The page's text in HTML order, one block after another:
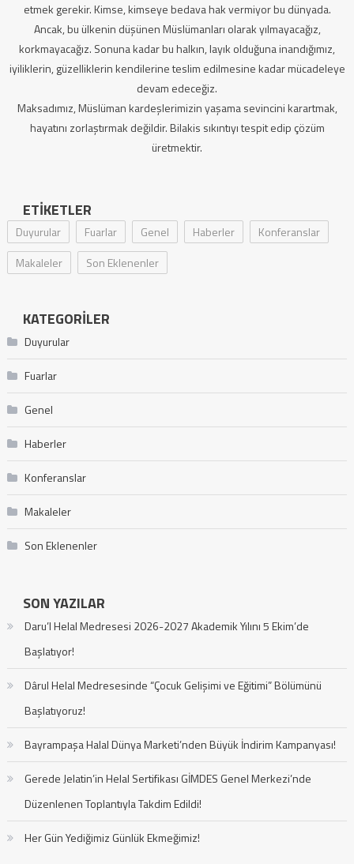
etmek gerekir. Kimse, kimseye bedava hak vermiyor bu dünyada.
Ancak, bu ülkenin düşünen Müslümanları olarak yılmayacağız,
korkmayacağız. Sonuna kadar bu halkın, layık olduğuna inandığımız,
iyiliklerin, güzelliklerin kendilerine teslim edilmesine kadar mücadeleye
devam edeceğiz.
Maksadımız, Müslüman kardeşlerimizin yaşama sevincini karartmak,
hayatını zorlaştırmak değildir. Bilakis sıkıntıyı tespit edip çözüm
üretmektir.
ETIKETLER
Duyurular Fuarlar Genel Haberler
Konferanslar
Makaleler
Son Eklenenler
KATEGORILER
Duyurular
Fuarlar
Genel
Haberler
Konferanslar
Makaleler
Son Eklenenler
SON YAZILAR
Daru’l Helal Medresesi 2026-2027 Akademik Yılını 5 Ekim’de
Başlatıyor!
Dârul Helal Medresesinde “Çocuk Gelişimi ve Eğitimi” Bölümünü
Başlatıyoruz!
Bayrampaşa Halal Dünya Marketi’nden Büyük İndirim Kampanyası!
Gerede Jelatin’in Helal Sertifikası GİMDES Genel Merkezi’nde
Düzenlenen Toplantıyla Takdim Edildi!
Her Gün Yediğimiz Günlük Ekmeğimiz!